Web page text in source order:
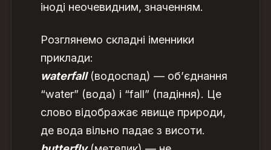
іноді неочевидним, значенням.
Розглянемо складні іменники
приклади:
waterfall(водоспад) — об’єднання
“water” (вода) і “fall” (падіння). Це
слово відображає явище природи,
де вода вільно падає з висоти.